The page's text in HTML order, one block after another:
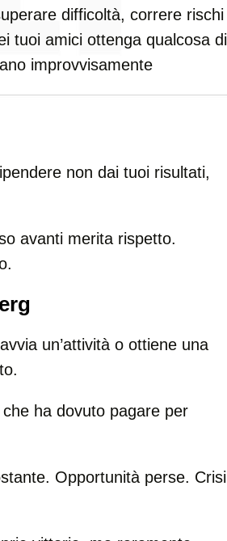
difficoltà, correre rischi
tuoi amici ottenga qualcosa di
improvvisamente
non dai tuoi risultati,
avanti merita rispetto.
un’attività o ottiene una
ha dovuto pagare per
Opportunità perse. Crisi